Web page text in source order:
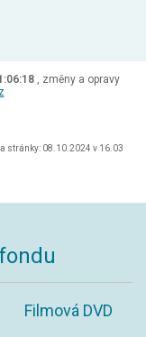
, změny a opravy
stránky: 08.10.2024 v 16.03
Filmová DVD